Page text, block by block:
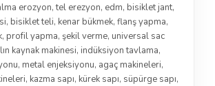
erozyon,tel erezyon, edm, bisiklet jant,
, bisiklet teli, kenar bükmek, flanş yapma,
, profil yapma, şekil verme, universal sac
kaynak makinesi, indüksiyon tavlama,
, metal enjeksiyonu, agaç makineleri,
, kazma sapı, kürek sapı, süpürge sapı,